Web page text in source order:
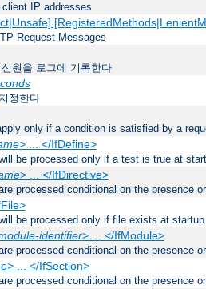
IP addresses
Request Messages
원을 로그에 기록한다
정한다
only if a condition is satisfied by a
> ... </IfDefine>
be processed only if a test is true at
> ... </IfDirective>
processed conditional on the presence
be processed only if file exists at startup
identifier> ... </IfModule>
processed conditional on the presence
> ... </IfSection>
processed conditional on the presence